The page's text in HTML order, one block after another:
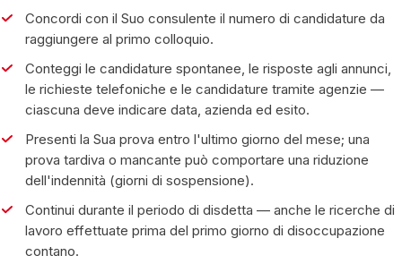
Concordi con il Suo consulente il numero di candidature da
raggiungere al primo colloquio.
Conteggi le candidature spontanee, le risposte agli annunci,
le richieste telefoniche e le candidature tramite agenzie —
ciascuna deve indicare data, azienda ed esito.
Presenti la Sua prova entro l'ultimo giorno del mese; una
prova tardiva o mancante può comportare una riduzione
dell'indennità (giorni di sospensione).
Continui durante il periodo di disdetta — anche le ricerche di
lavoro effettuate prima del primo giorno di disoccupazione
contano.